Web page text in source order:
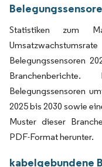
Statistiken zum
Belegungssensoren
Belegungssensoren
2025 bis 2030 sowie
Muster dieser
PDF-Format herunter.
kabelgebundene